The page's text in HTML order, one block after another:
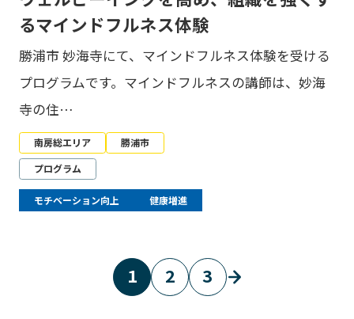
るマインドフルネス体験
勝浦市 妙海寺にて、マインドフルネス体験を受ける
プログラムです。マインドフルネスの講師は、妙海
寺の住…
南房総エリア
勝浦市
プログラム
モチベーション向上 健康増進
1 2 3